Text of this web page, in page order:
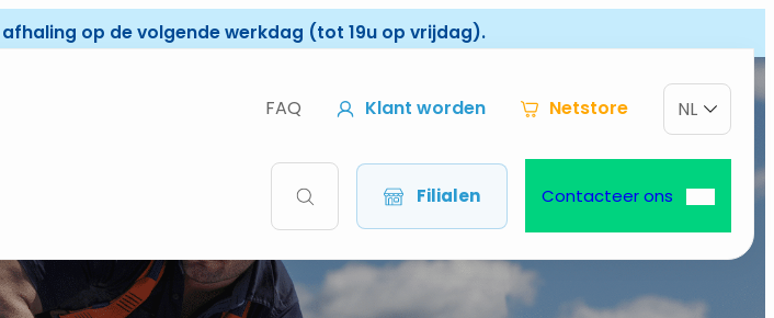
op de volgende werkdag (tot 19u op vrijdag).
FAQ Klant worden Netstore NL
Filialen Contacteer ons